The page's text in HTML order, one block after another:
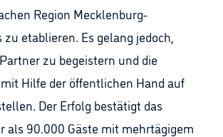
Region Mecklenburg-
etablieren. Es gelang jedoch,
zu begeistern und die
Hilfe der öffentlichen Hand auf
Der Erfolg bestätigt das
als 90.000 Gäste mit mehrtägigem